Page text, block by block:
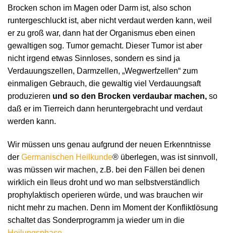
Brocken schon im Magen oder Darm ist, also schon
runtergeschluckt ist, aber nicht verdaut werden kann, weil
er zu groß war, dann hat der Organismus eben einen
gewaltigen sog. Tumor gemacht. Dieser Tumor ist aber
nicht irgend etwas Sinnloses, sondern es sind ja
Verdauungszellen, Darmzellen, „Wegwerfzellen“ zum
einmaligen Gebrauch, die gewaltig viel Verdauungsaft
produzieren und so den Brocken verdaubar machen, so
daß er im Tierreich dann heruntergebracht und verdaut
werden kann.
Wir müssen uns genau aufgrund der neuen Erkenntnisse
der Germanischen Heilkunde® überlegen, was ist sinnvoll,
was müssen wir machen, z.B. bei den Fällen bei denen
wirklich ein Ileus droht und wo man selbstverständlich
prophylaktisch operieren würde, und was brauchen wir
nicht mehr zu machen. Denn im Moment der Konfliktlösung
schaltet das Sonderprogramm ja wieder um in die